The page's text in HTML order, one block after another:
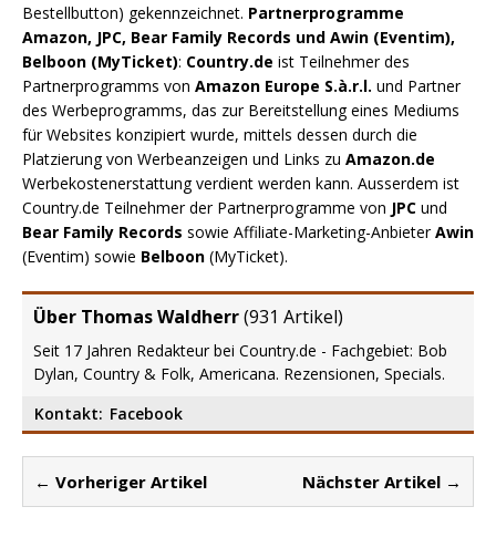
Bestellbutton) gekennzeichnet. Partnerprogramme
Amazon, JPC, Bear Family Records und Awin (Eventim),
Belboon (MyTicket): Country.de ist Teilnehmer des
Partnerprogramms von Amazon Europe S.à.r.l. und Partner
des Werbeprogramms, das zur Bereitstellung eines Mediums
für Websites konzipiert wurde, mittels dessen durch die
Platzierung von Werbeanzeigen und Links zu Amazon.de
Werbekostenerstattung verdient werden kann. Ausserdem ist
Country.de Teilnehmer der Partnerprogramme von JPC und
Bear Family Records sowie Affiliate-Marketing-AnbieterAwin
(Eventim) sowie Belboon (MyTicket).
Über Thomas Waldherr(931 Artikel)
Seit 17 Jahren Redakteur bei Country.de - Fachgebiet: Bob
Dylan, Country & Folk, Americana. Rezensionen, Specials.
Kontakt: Facebook
← Vorheriger Artikel Nächster Artikel →